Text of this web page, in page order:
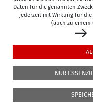
dza-berlin dza
+49 (0)30 -
+49 (0)30 -
Manfred-von-
Daten für die genannten
jederzeit mit Wirkung für
(auch zu einem
NUR